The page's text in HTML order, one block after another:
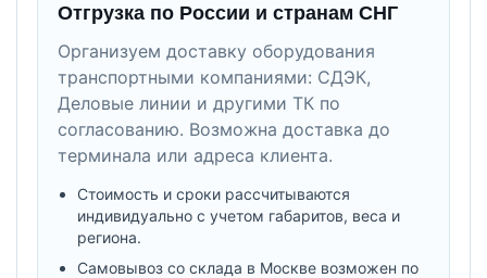
Отгрузка по России и странам СНГ
Организуем доставку оборудования
транспортными компаниями: СДЭК,
Деловые линии и другими ТК по
согласованию. Возможна доставка до
терминала или адреса клиента.
Стоимость и сроки рассчитываются
индивидуально с учетом габаритов, веса и
региона.
Самовывоз со склада в Москве возможен по